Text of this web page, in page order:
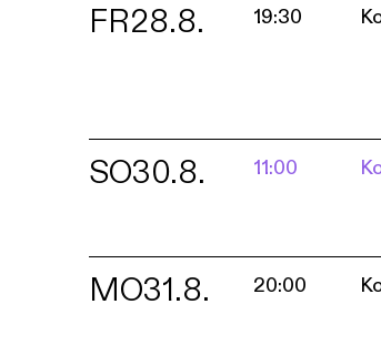
FR28.8. 19:30
SO30.8. 11:00
MO31.8. 20:00